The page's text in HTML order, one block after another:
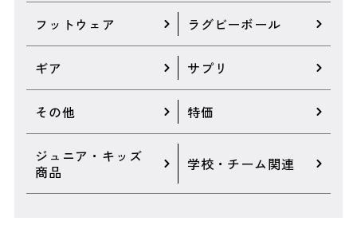
フットウェア ラグビーボール
ギア サプリ
その他 特価
ジュニア・キッズ
商品
学校・チーム関連